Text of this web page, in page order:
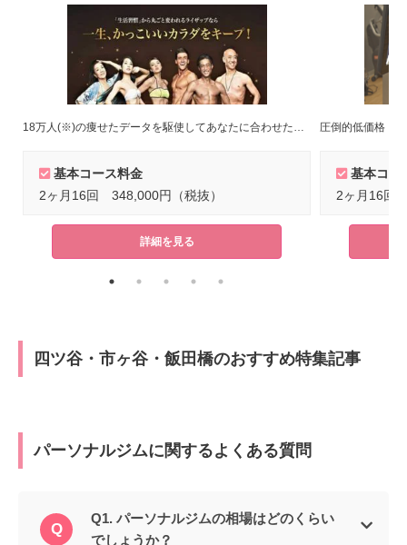
基本コース料金
2ヶ月16回 348,000円（税抜）
詳細を見る
圧倒的低価格！
基本コー
2ヶ月16回
四ツ谷・市ヶ谷・飯田橋のおすすめ特集記事
パーソナルジムに関するよくある質問
Q1. パーソナルジムの相場はどのくらい
でしょうか？